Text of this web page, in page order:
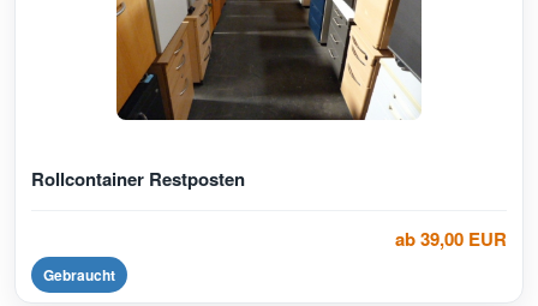
Rollcontainer Restposten
ab 39,00 EUR
Gebraucht